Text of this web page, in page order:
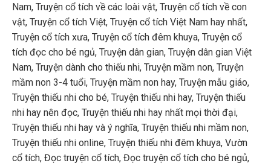
Nam, Truyện cổ tích về các loài vật, Truyện cổ tích về con
vật, Truyện cổ tích Việt, Truyện cổ tích Việt Nam hay nhất,
Truyện cổ tích xưa, Truyện cổ tích đêm khuya, Truyện cổ
tích đọc cho bé ngủ, Truyện dân gian, Truyện dân gian Việt
Nam, Truyện dành cho thiếu nhi, Truyện mầm non, Truyện
mầm non 3-4 tuổi, Truyện mầm non hay, Truyện mẫu giáo,
Truyện thiếu nhi cho bé, Truyện thiếu nhi hay, Truyện thiếu
nhi hay nên đọc, Truyện thiếu nhi hay nhất mọi thời đại,
Truyện thiếu nhi hay và ý nghĩa, Truyện thiếu nhi mầm non,
Truyện thiếu nhi online, Truyện thiếu nhi đêm khuya, Vườn
cổ tích, Đọc truyện cổ tích, Đọc truyện cổ tích cho bé ngủ,